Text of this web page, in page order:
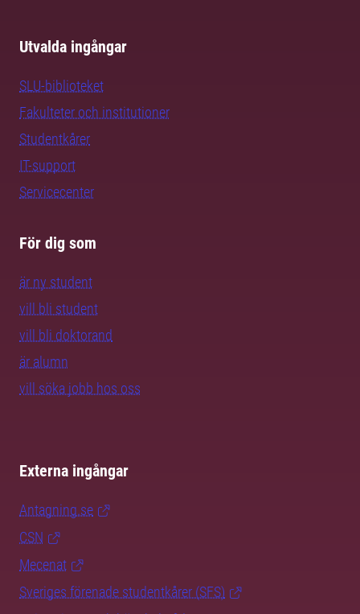
Utvalda ingångar
SLU-biblioteket
Fakulteter och institutioner
Studentkårer
IT-support
Servicecenter
För dig som
är ny student
vill bli student
vill bli doktorand
är alumn
vill söka jobb hos oss
Externa ingångar
Antagning.se
CSN
Mecenat
Sveriges förenade studentkårer (SFS)